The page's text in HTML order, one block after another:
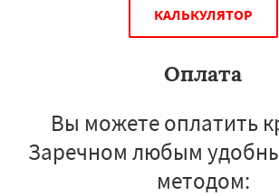
КАЛЬКУЛЯТОР
Оплата
Вы можете оплатить
Заречном любым
методом: